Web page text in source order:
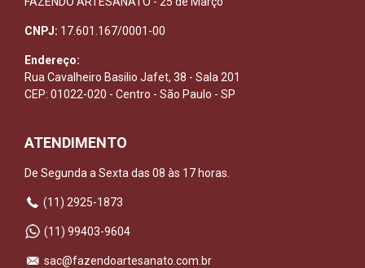
CNPJ: 17.601.167/0001-00
Endereço:
Rua Cavalheiro Basilio Jafet, 38 - Sala 201
CEP: 01022-020 - Centro - São Paulo - SP
ATENDIMENTO
De Segunda a Sexta das 08 às 17 horas.
(11) 2925-1873
(11) 99403-9604
sac@fazendoartesanato.com.br